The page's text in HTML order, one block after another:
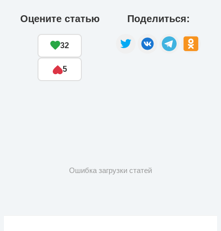
Оцените статью
32
5
Поделиться:
Ошибка загрузки статей